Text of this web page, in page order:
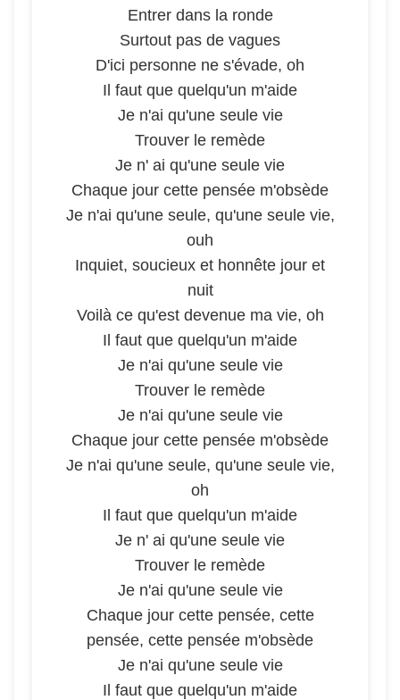
Entrer dans la ronde
Surtout pas de vagues
D'ici personne ne s'évade, oh
Il faut que quelqu'un m'aide
Je n'ai qu'une seule vie
Trouver le remède
Je n' ai qu'une seule vie
Chaque jour cette pensée m'obsède
Je n'ai qu'une seule, qu'une seule vie,
ouh
Inquiet, soucieux et honnête jour et
nuit
Voilà ce qu'est devenue ma vie, oh
Il faut que quelqu'un m'aide
Je n'ai qu'une seule vie
Trouver le remède
Je n'ai qu'une seule vie
Chaque jour cette pensée m'obsède
Je n'ai qu'une seule, qu'une seule vie,
oh
Il faut que quelqu'un m'aide
Je n' ai qu'une seule vie
Trouver le remède
Je n'ai qu'une seule vie
Chaque jour cette pensée, cette
pensée, cette pensée m'obsède
Je n'ai qu'une seule vie
Il faut que quelqu'un m'aide